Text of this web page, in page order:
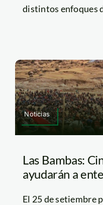
distintos enfoques
Noticias
Las Bambas:
ayudarán a
El 25 de setiembre